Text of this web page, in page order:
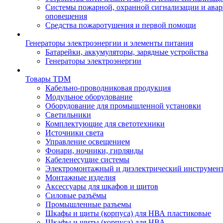
Системы пожарной, охранной сигнализации и
оповещения
Средства пожаротушения и первой помощи
Генераторы электроэнергии и элементы питания
Батарейки, аккумуляторы, зарядные устройства
Генераторы электроэнергии
Товары TDM
Кабельно-проводниковая продукция
Модульное оборудование
Оборудование для промышленной установки
Светильники
Комплектующие для светотехники
Источники света
Управление освещением
Фонари, ночники, гирлянды
Кабеленесущие системы
Электромонтажный и диэлектрический
Монтажные изделия
Аксессуары для шкафов и щитов
Силовые разъёмы
Промышленные разъемы
Шкафы и щиты (корпуса) для НВА пластиковые